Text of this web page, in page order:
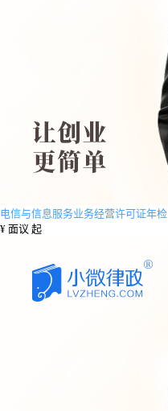
电信与信息服务业务经营许可证年检
¥ 面议 起